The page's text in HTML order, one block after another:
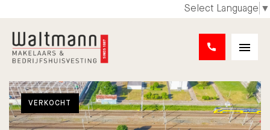
Select Language ▼
VERKOCHT